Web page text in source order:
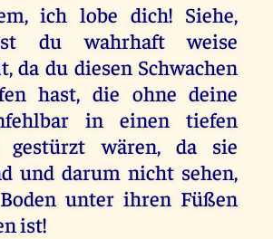
ich lobe dich! Siehe,
du wahrhaft weise
da du diesen Schwachen
hast, die ohne deine
in einen tiefen
gestürzt wären, da sie
und darum nicht sehen,
unter ihren Füßen
ist!